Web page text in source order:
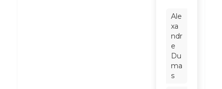
Ale
xa
ndr
e
Du
ma
s